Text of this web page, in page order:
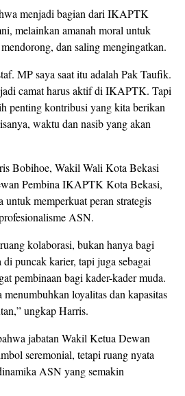
menjadi bagian dari IKAPTK
melainkan amanah moral untuk
dan saling mengingatkan.
MP saya saat itu adalah Pak Taufik.
camat harus aktif di IKAPTK. Tapi
penting kontribusi yang kita berikan
waktu dan nasib yang akan
Bobihoe, Wakil Wali Kota Bekasi
Pembina IKAPTK Kota Bekasi,
untuk memperkuat peran strategis
ASN.
kolaborasi, bukan hanya bagi
puncak karier, tapi juga sebagai
pembinaan bagi kader-kader muda.
loyalitas dan kapasitas
ungkap Harris.
jabatan Wakil Ketua Dewan
seremonial, tetapi ruang nyata
ASN yang semakin